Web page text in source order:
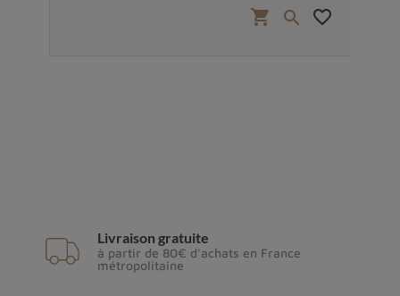
shopping_cart  favorite_border
Livraison gratuite
à partir de 80€ d'achats en France
métropolitaine